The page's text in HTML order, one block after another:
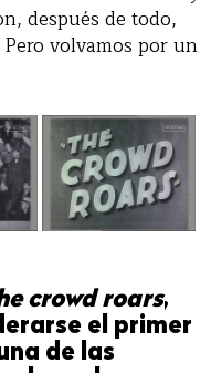
después de todo,
volvamos por un
crowd roars,
el primer
de las